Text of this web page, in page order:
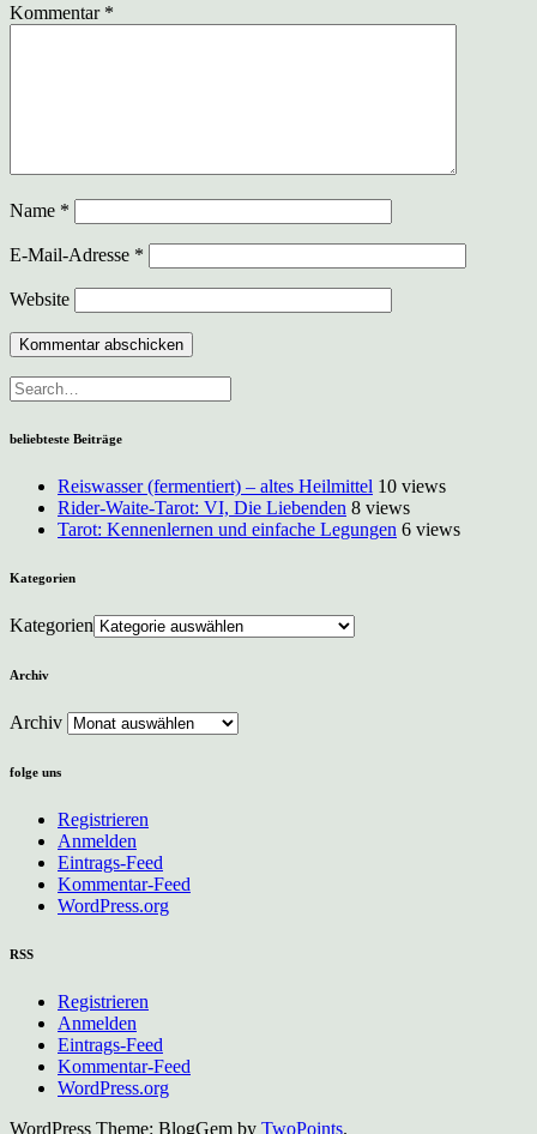
Kommentar *
Name *
E-Mail-Adresse *
Website
beliebteste Beiträge
Reiswasser (fermentiert) – altes Heilmittel 10 views
Rider-Waite-Tarot: VI, Die Liebenden 8 views
Tarot: Kennenlernen und einfache Legungen 6 views
Kategorien
Kategorien
Archiv
Archiv
folge uns
Registrieren
Anmelden
Eintrags-Feed
Kommentar-Feed
WordPress.org
RSS
Registrieren
Anmelden
Eintrags-Feed
Kommentar-Feed
WordPress.org
WordPress Theme: BlogGem by TwoPoints.